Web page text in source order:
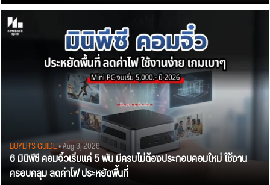
BUYER'S GUIDE• Aug 3, 2026
6 มินิพีซี คอมจิ๋วเริ่มแค่ 5 พัน มีครบไม่ต้องประกอบคอมใหม่ ใช้งาน
ครอบคลุม ลดค่าไฟ ประหยัดพื้นที่